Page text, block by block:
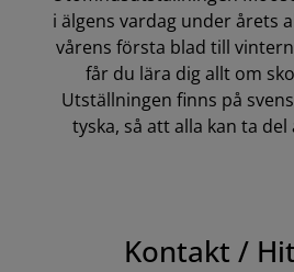
i älgens vardag under årets
vårens första blad till
får du lära dig allt om
Utställningen finns på
tyska, så att alla kan ta del
Kontakt /